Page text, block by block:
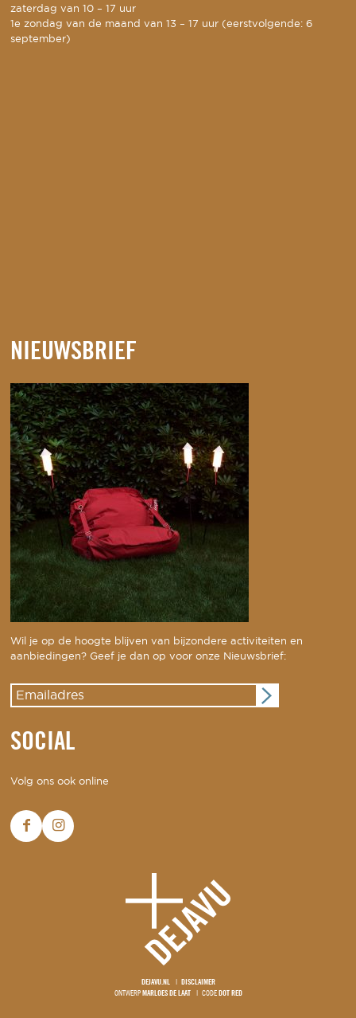
zaterdag van 10 – 17 uur
1e zondag van de maand van 13 – 17 uur (eerstvolgende: 6
september)
NIEUWSBRIEF
Wil je op de hoogte blijven van bijzondere activiteiten en
aanbiedingen? Geef je dan op voor onze Nieuwsbrief:
SOCIAL
Volg ons ook online
DEJAVU.NL
DISCLAIMER
ONTWERP MARLOES DE LAAT CODE DOT RED